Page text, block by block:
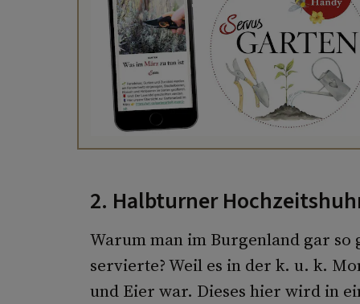
2. Halbturner
Warum man im Burgenland gar so
servierte? Weil es in der k. u. k.
und Eier war. Dieses hier wird in